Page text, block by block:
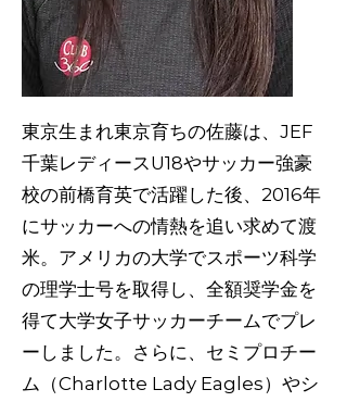
東京生まれ東京育ちの佐藤は、JEF
千葉レディースU18やサッカー強豪
校の前橋育英で活躍した後、2016年
にサッカーへの情熱を追い求めて渡
米。アメリカの大学でスポーツ科学
の理学士号を取得し、全額奨学金を
得て大学女子サッカーチームでプレ
ーしました。さらに、セミプロチー
ム（Charlotte Lady Eagles）やシ